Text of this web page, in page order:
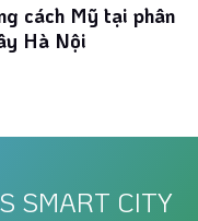
cách Mỹ tại phân
Hà Nội
khu ‘chuẩn Mỹ’
SMART CITY